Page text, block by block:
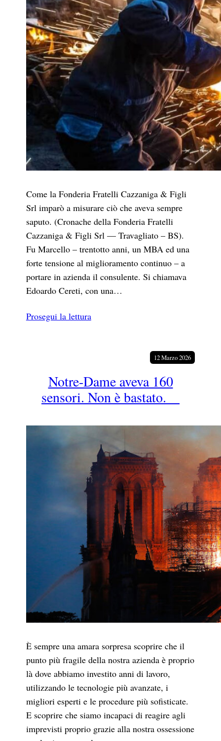
Come la Fonderia Fratelli Cazzaniga & Figli
Srl imparò a misurare ciò che aveva sempre
saputo. (Cronache della Fonderia Fratelli
Cazzaniga & Figli Srl — Travagliato – BS).
Fu Marcello – trentotto anni, un MBA ed una
forte tensione al miglioramento continuo – a
portare in azienda il consulente. Si chiamava
Edoardo Cereti, con una…
Prosegui la lettura
12 Marzo 2026
Notre-Dame aveva 160
sensori. Non è bastato.
È sempre una amara sorpresa scoprire che il
punto più fragile della nostra azienda è proprio
là dove abbiamo investito anni di lavoro,
utilizzando le tecnologie più avanzate, i
migliori esperti e le procedure più sofisticate.
E scoprire che siamo incapaci di reagire agli
imprevisti proprio grazie alla nostra ossessione